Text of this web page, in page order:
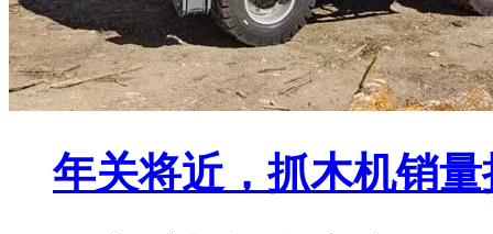
年关将近，抓木机销